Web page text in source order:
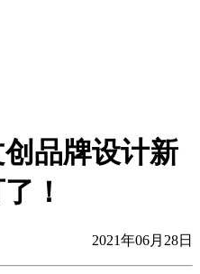
品牌设计新
！
2021年06月28日